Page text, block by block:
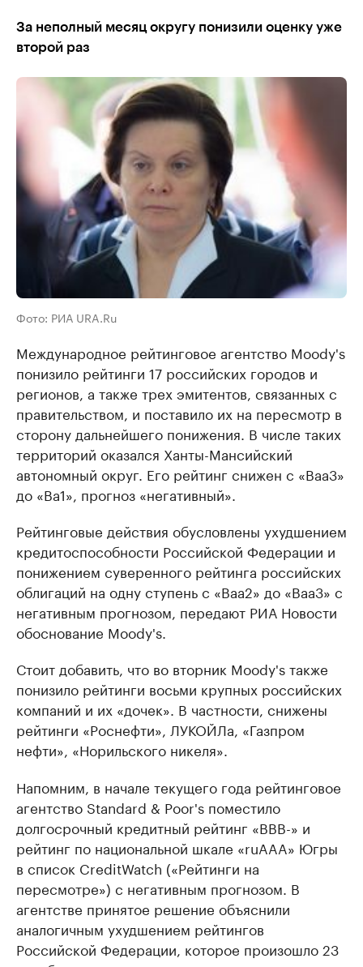
За неполный месяц округу понизили оценку уже
второй раз
Фото: РИА URA.Ru
Международное рейтинговое агентство Moody's
понизило рейтинги 17 российских городов и
регионов, а также трех эмитентов, связанных с
правительством, и поставило их на пересмотр в
сторону дальнейшего понижения. В числе таких
территорий оказался Ханты-Мансийский
автономный округ. Его рейтинг снижен с «Baa3»
до «Ba1», прогноз «негативный».
Рейтинговые действия обусловлены ухудшением
кредитоспособности Российской Федерации и
понижением суверенного рейтинга российских
облигаций на одну ступень с «Baa2» до «Baa3» с
негативным прогнозом, передают РИА Новости
обоснование Moody's.
Стоит добавить, что во вторник Moody's также
понизило рейтинги восьми крупных российских
компаний и их «дочек». В частности, снижены
рейтинги «Роснефти», ЛУКОЙЛа, «Газпром
нефти», «Норильского никеля».
Напомним, в начале текущего года рейтинговое
агентство Standard & Poor's поместило
долгосрочный кредитный рейтинг «ВВВ-» и
рейтинг по национальной шкале «ruAAA» Югры
в список CreditWatch («Рейтинги на
пересмотре») с негативным прогнозом. В
агентстве принятое решение объяснили
аналогичным ухудшением рейтингов
Российской Федерации, которое произошло 23